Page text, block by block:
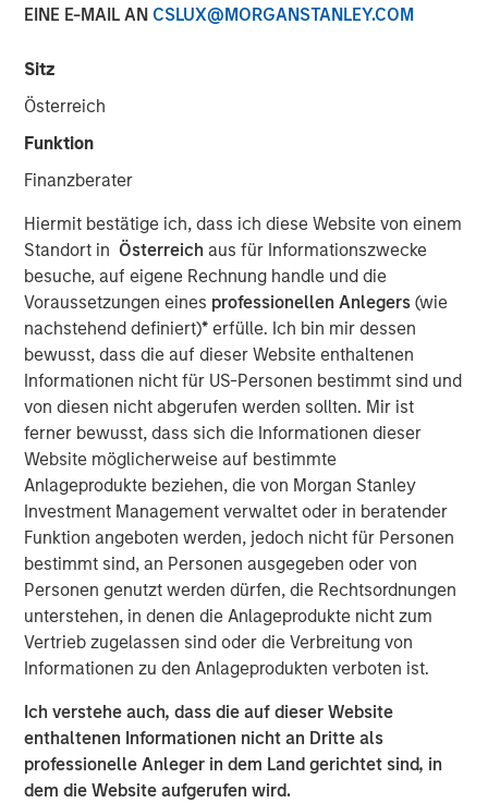
EINE E-MAIL AN CSLUX@MORGANSTANLEY.COM
Sitz
Österreich
Funktion
Finanzberater
Hiermit bestätige ich, dass ich diese Website von einem
Standort in Österreich aus für Informationszwecke
besuche, auf eigene Rechnung handle und die
Voraussetzungen eines professionellen Anlegers(wie
nachstehend definiert)* erfülle. Ich bin mir dessen
bewusst, dass die auf dieser Website enthaltenen
Informationen nicht für US-Personen bestimmt sind und
von diesen nicht abgerufen werden sollten. Mir ist
ferner bewusst, dass sich die Informationen dieser
Website möglicherweise auf bestimmte
Anlageprodukte beziehen, die von Morgan Stanley
Investment Management verwaltet oder in beratender
Funktion angeboten werden, jedoch nicht für Personen
bestimmt sind, an Personen ausgegeben oder von
Personen genutzt werden dürfen, die Rechtsordnungen
unterstehen, in denen die Anlageprodukte nicht zum
Vertrieb zugelassen sind oder die Verbreitung von
Informationen zu den Anlageprodukten verboten ist.
Ich verstehe auch, dass die auf dieser Website
enthaltenen Informationen nicht an Dritte als
professionelle Anleger in dem Land gerichtet sind, in
dem die Website aufgerufen wird.
14 NOVEMBER 2025
The Author
Managing Director
Over the 18-month period to June 30, 2025, we
maintained our commitment to active proxy voting and
addressing sustainability issues across emerging
markets, to engage with management teams of our
portfolio companies. Our focus remained on material
issues, such as governance, decarbonization and
working conditions and gender diversity. Governance
engagements increased significantly, with a focus on
board independence and executive compensation.
Environmental discussions centered on decarbonization
and emissions reduction strategies. Social engagements
addressed decent work conditions and diversity. We also
emphasized strengthening corporate disclosures and
sharing best practices.
case studies illustrating our stewardship.
PDF herunterladen